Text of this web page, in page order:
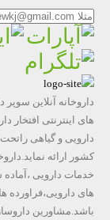
داروخانه آنلاین
های اینترنتی افتخار
دارویی و گیاهی
کشور ارائه
خدمات دارویی
های دارویی،فراورده
باشد.مشاورین